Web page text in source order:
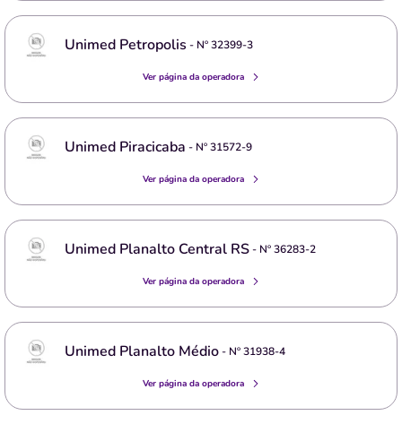
Unimed Petropolis - Nº32399-3
Ver página da operadora
Unimed Piracicaba - Nº31572-9
Ver página da operadora
Unimed Planalto Central RS- Nº36283-2
Ver página da operadora
Unimed Planalto Médio- Nº31938-4
Ver página da operadora